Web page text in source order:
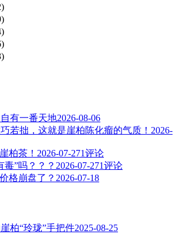
有一番天地2026-08-06
若拙，这就是崖柏陈化瘤的气质！ 2026-
柏茶！ 2026-07-271评论
毒”吗？？？ 2026-07-271评论
格崩盘了？ 2026-07-18
柏“玲珑”手把件2025-08-25